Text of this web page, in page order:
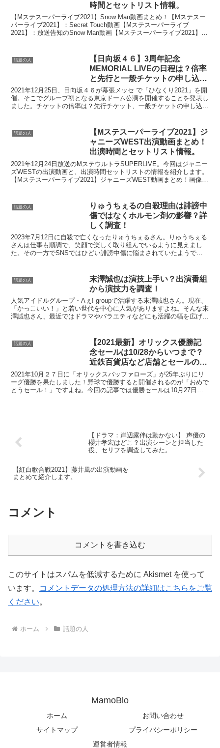
時間とセットリスト情報。
【Mステスーパーライブ2021】Snow Man動画まとめ！【Mステスー
パーライブ2021】：Secret Touch動画【Mステスーパーライブ
2021】：放送告知のSnow Man動画【Mステスーパーライブ2021】
話題の人
【日向坂４６】3周年記念
MEMORIAL LIVEの日程は？倍率
と先行と一般チケットの申し込み
方法を紹介します。
2021年12月25日、日向坂４６が幕張メッセ で「ひなくり2021」を開
催。そこでグループ初となる東京ドーム公演を開催することを発表し
ました。チケットの倍率は？先行チケット、一般チケットの申し込み
話題の人
【Mステスーパーライブ2021】ジ
ャニーズWEST出演動画まとめ！
出演時間とセットリスト情報。
2021年12月24日放送のMステウルトラSUPERLIVE。今回はジャニー
ズWESTの出演動画と、出演時間セットリストの情報を紹介します。
【Mステスーパーライブ2021】ジャニーズWEST動画まとめ！画像
話題の人
りゅうちぇるの自殺理由は誹謗中
傷ではなくホルモン剤の影響？詳
しく調査！
2023年7月12日に自殺で亡くなったりゅうちぇるさん。りゅうちぇる
さんは仕事も順調で、笑顔で楽しく取り組んでいるように見えまし
た。その一方でSNSではひどい誹謗中傷に悩まされていたようで
話題の人
末澤誠也は演技上手い？出演番組
から演技力を調査！
人気アイドルグループ・Aぇ! groupで活躍する末澤誠也さん。現在、
「かっこいい！」と若い世代を中心に人気がありますよね。そんな末
澤誠也さん、最近ではドラマやバラエティなどにも活躍の幅を広げ、
話題の人
【2021最新】オリックス優勝記
念セールは10/28からいつまで？
近鉄百貨店など店舗とセールの内
容を調査！
2021年10月２７日に「オリックスバッファローズ」が25年ぶりにリ
ーグ優勝を果たしました！野球で優勝すると開催されるのが「おめで
とうセール！」ですよね。今回の記事では優勝セールは10月27日か
【ドラマ：岸辺露伴は動かない】 声優の
櫻井孝宏はどこ？出演シーンと担当した
役、セリフを調査してみた。
【紅白歌合戦2021】藤井風の出演動画を
まとめて紹介します。
コメント
コメントを書き込む
このサイトはスパムを低減するために Akismet を使って
います。
コメントデータの処理方法の詳細はこちらをご覧
ください。
ホーム 話題の人
MamoBlo
ホーム
お問い合わせ
サイトマップ
プライバシーポリシー
運営者情報